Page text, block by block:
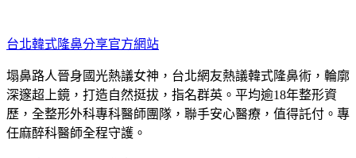
至
主
要
內
容
台北韓式隆鼻分享官方網站
塌鼻路人晉身國光熱議女神，台北網友熱議韓式隆鼻術，輪廓
深邃超上鏡，打造自然挺拔，指名群英。平均逾18年整形資
歷，全整形外科專科醫師團隊，聯手安心醫療，值得託付。專
任麻醉科醫師全程守護。